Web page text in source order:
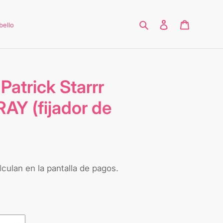
BuscarIngresar
Starrr
(fijador de
en la pantalla de pagos.